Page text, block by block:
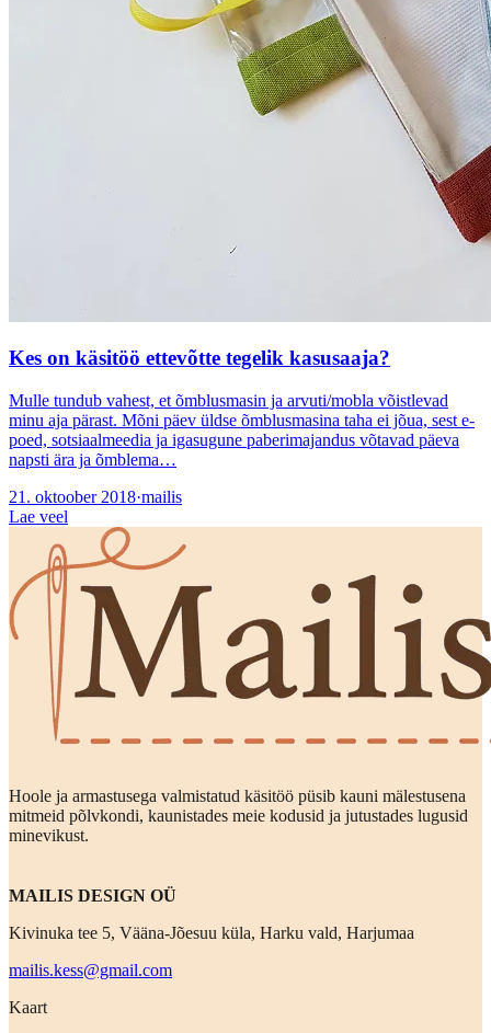
Kes on käsitöö ettevõtte tegelik kasusaaja?
Mulle tundub vahest, et õmblusmasin ja arvuti/mobla võistlevad
minu aja pärast. Mõni päev üldse õmblusmasina taha ei jõua, sest e-
poed, sotsiaalmeedia ja igasugune paberimajandus võtavad päeva
napsti ära ja õmblema…
21. oktoober 2018·mailis
Lae veel
Hoole ja armastusega valmistatud käsitöö püsib kauni mälestusena
mitmeid põlvkondi, kaunistades meie kodusid ja jutustades lugusid
minevikust.
MAILIS DESIGN OÜ
Kivinuka tee 5, Vääna-Jõesuu küla, Harku vald, Harjumaa
mailis.kess@gmail.com
Kaart